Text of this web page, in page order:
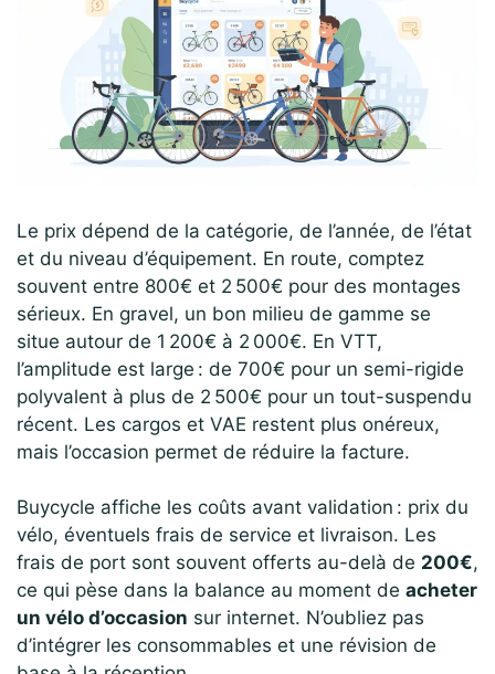
Le prix dépend de la catégorie, de l’année, de l’état
et du niveau d’équipement. En route, comptez
souvent entre 800€ et 2 500€ pour des montages
sérieux. En gravel, un bon milieu de gamme se
situe autour de 1 200€ à 2 000€. En VTT,
l’amplitude est large : de 700€ pour un semi-rigide
polyvalent à plus de 2 500€ pour un tout-suspendu
récent. Les cargos et VAE restent plus onéreux,
mais l’occasion permet de réduire la facture.
Buycycle affiche les coûts avant validation : prix du
vélo, éventuels frais de service et livraison. Les
frais de port sont souvent offerts au-delà de 200€,
ce qui pèse dans la balance au moment de acheter
un vélo d’occasion sur internet. N’oubliez pas
d’intégrer les consommables et une révision de